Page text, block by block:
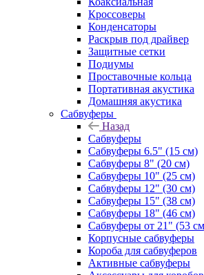
Кроссоверы
Конденсаторы
Раскрыв под драйвер
Защитные сетки
Подиумы
Проставочные кольца
Портативная акустика
Домашняя акустика
Сабвуферы
Назад
Сабвуферы
Сабвуферы 6.5" (15 см)
Сабвуферы 8" (20 см)
Сабвуферы 10" (25 см)
Сабвуферы 12" (30 см)
Сабвуферы 15" (38 см)
Сабвуферы 18" (46 см)
Сабвуферы от 21" (53
Корпусные сабвуферы
Короба для сабвуферов
Активные сабвуферы